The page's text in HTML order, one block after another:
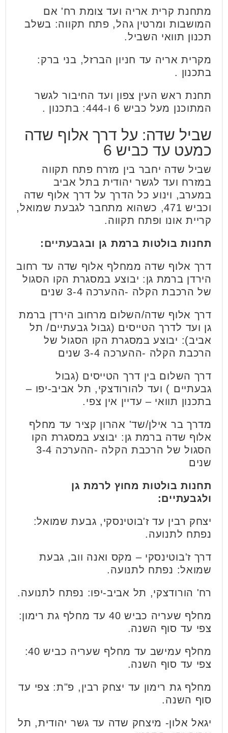
מתחנת קרית אריה ועד צומת רח' אם
המושבות ומרטין גהל, פתח תקווה: בשלב
תכנון תוואי השביל.
מקרית אריה עד חניון הברזל, בני ברק:
בתכנון .
תחנת ראש העין צפון ועד החיבור לגשר
המתוכנן מעל כביש 6 ו-444: בתכנון .
שביל שדה: על דרך אלוף שדה
כמעט עד כביש 6
שביל שדה יחבר בין מזרח פתח תקווה
במזרח ועד לגשר יהודית בתל אביב
במערב, וינוע כל הדרך על דרך אלוף שדה
וכביש 471, כשהוא מתחבר לגבעת שמואל,
קריית אונו ופתח תקווה.
תחנות בולטות ברמת גן ובגבעתיים:
דרך אלוף שדה ממחלף אלוף שדה עד רחוב
הירדן ברמת גן: יבוצע במסגרת הקו הסגול
של הרכבת הקלה -ההערכה 3-4 שנים
דרך אלוף שדה/השלום מרחוב הירדן ברמת
גן ועד לדרך הטייסים (גבול גבעתיים/ תל
אביב): יבוצע במסגרת הקו הסגול של
הרכבת הקלה -ההערכה 3-4 שנים
דרך השלום בין דרך הטייסים (גבול
גבעתיים ) ועד להורודצקי, תל אביב-יפו –
בתכנון תוואי – עדיין אין צפי.
מדרך בר אילן/שד' אהרון קציר עד מחלף
אלוף שדה ברמת גן: יבוצע במסגרת הקו
הסגול של הרכבת הקלה -ההערכה 3-4
שנים
תחנות בולטות מחוץ לרמת גן
ולגבעתיים:
יצחק רבין עד ז'בוטינסקי, גבעת שמואל:
נפתח לתנועה.
דרך ז'בוטינסקי – מקס ואנה ווב, גבעת
שמואל: נפתח לתנועה.
רח' הורודצקי, תל אביב-יפו: נפתח לתנועה.
מחלף שעריה כביש 40 עד מחלף גת רימון:
צפי עד סוף השנה.
מחלף עמישב עד מחלף שעריה כביש 40:
צפי עד סוף השנה.
מחלף גת רימון עד יצחק רבין, פ"ת: צפי עד
סוף השנה.
יגאל אלון- מיצחק שדה עד גשר יהודית, תל